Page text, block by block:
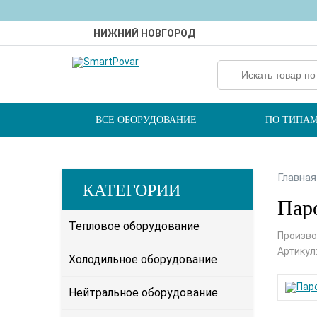
НИЖНИЙ НОВГОРОД
ВСЕ ОБОРУДОВАНИЕ ПО
КАТЕГОРИИ
Тепловое оборудование
Холодильное оборудование
Нейтральное оборудование
Главная
Артикул: